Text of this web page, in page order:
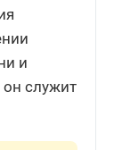
и
он служит